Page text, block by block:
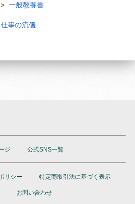
一般教養書
事の流儀
ジ 公式SNS一覧
リシー 特定商取引法に基づく表示
お問い合わせ